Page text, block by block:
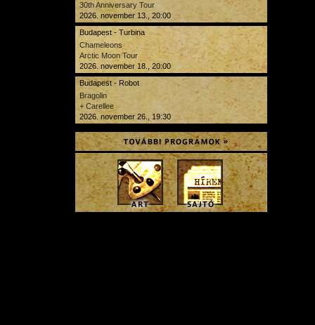
30th Anniversary Tour
2026. november 13., 20:00
Budapest - Turbina
Chameleons
Arctic Moon Tour
2026. november 18., 20:00
Budapest - Robot
Bragolin
+ Carellee
2026. november 26., 19:30